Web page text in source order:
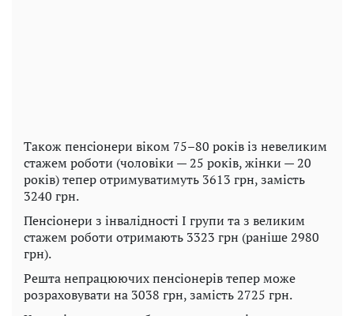
Також пенсіонери віком 75–80 років із невеликим
стажем роботи (чоловіки — 25 років, жінки — 20
років) тепер отримуватимуть 3613 грн, замість
3240 грн.
Пенсіонери з інвалідності І групи та з великим
стажем роботи отримають 3323 грн (раніше 2980
грн).
Решта непрацюючих пенсіонерів тепер може
розраховувати на 3038 грн, замість 2725 грн.